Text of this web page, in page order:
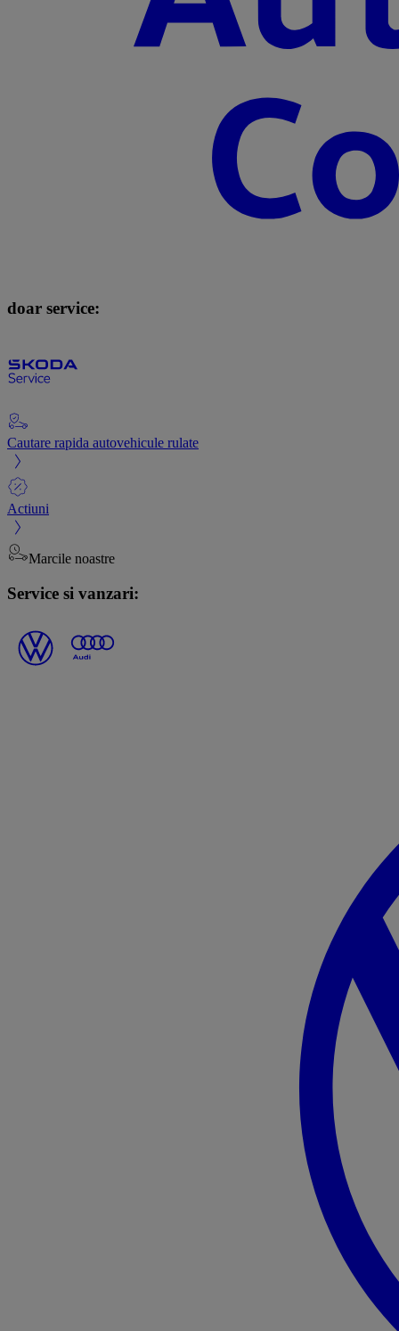
doar service:
Cautare rapida autovehicule rulate
Actiuni
Marcile noastre
Service si vanzari: